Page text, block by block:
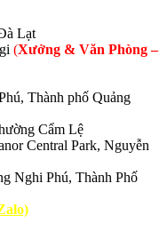
Lạt
(Xưởng & Văn Phòng –
Thành phố Quảng
Cẩm Lệ
Central Park, Nguyễn
Nghi Phú, Thành Phố